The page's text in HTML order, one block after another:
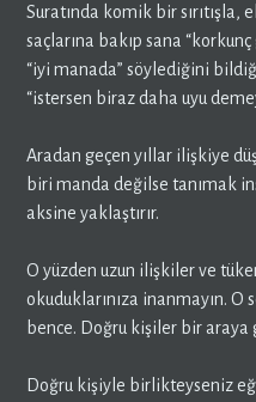
Suratında komik bir
saçlarına bakıp sana
“iyi manada” söylediğini
“istersen biraz daha uyu
Aradan geçen yıllar ilişkiye
biri manda değilse tanımak
aksine yaklaştırır.
O yüzden uzun ilişkiler ve
okuduklarınıza inanmayın. O
bence. Doğru kişiler bir
Doğru kişiyle birlikteyseniz